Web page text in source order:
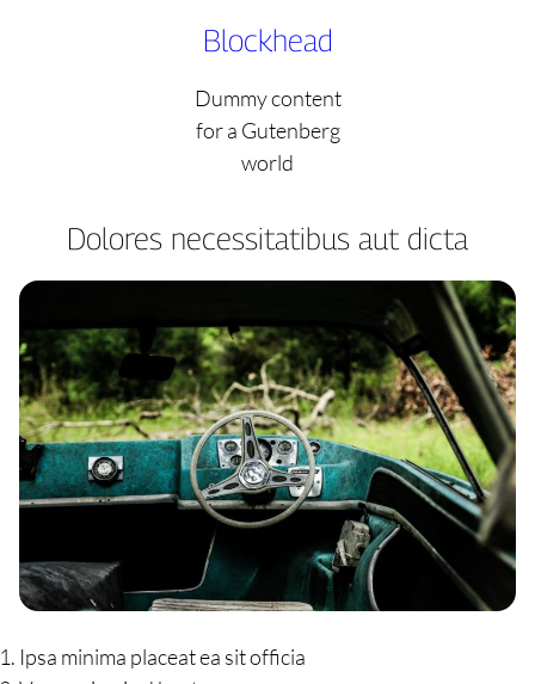
Blockhead
Dummy content
for a Gutenberg
world
Dolores necessitatibus aut dicta
Ipsa minima placeat ea sit officia